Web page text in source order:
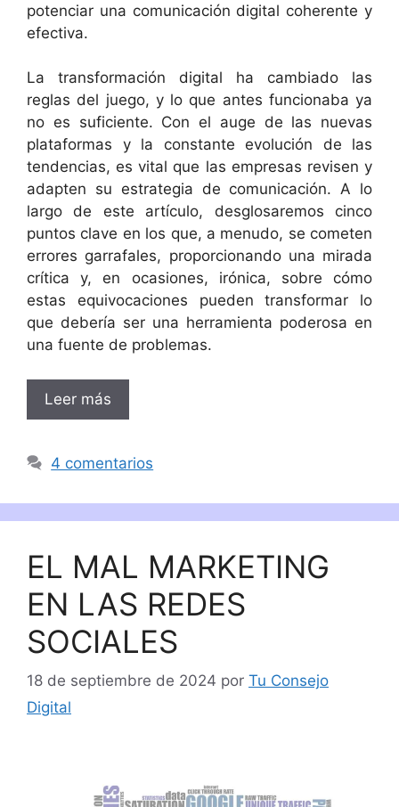
potenciar una comunicación digital coherente y
efectiva.
La transformación digital ha cambiado las
reglas del juego, y lo que antes funcionaba ya
no es suficiente. Con el auge de las nuevas
plataformas y la constante evolución de las
tendencias, es vital que las empresas revisen y
adapten su estrategia de comunicación. A lo
largo de este artículo, desglosaremos cinco
puntos clave en los que, a menudo, se cometen
errores garrafales, proporcionando una mirada
crítica y, en ocasiones, irónica, sobre cómo
estas equivocaciones pueden transformar lo
que debería ser una herramienta poderosa en
una fuente de problemas.
Leer más
4 comentarios
EL MAL MARKETING
EN LAS REDES
SOCIALES
18 de septiembre de 2024 por Tu Consejo
Digital